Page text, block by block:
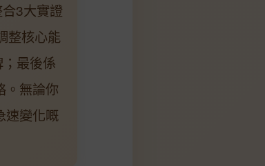
3大實證
整核心能
最後係
。無論你
速變化嘅